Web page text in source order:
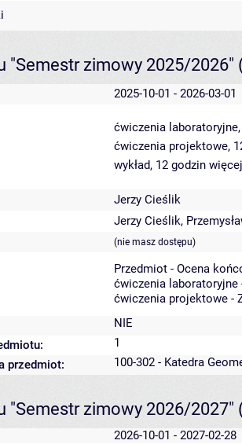
"Semestr zimowy 2025/2026"
2025-10-01 - 2026-03-01
ćwiczenia
ćwiczenia projektowe,
wykład, 12 godzin
Jerzy Cieślik
Jerzy Cieślik,
(nie masz dostępu)
Przedmiot - Ocena
ćwiczenia laboratoryjne
ćwiczenia projektowe -
NIE
1
przedmiot:
100-302 - Katedra
"Semestr zimowy 2026/2027"
2026-10-01 - 2027-02-28